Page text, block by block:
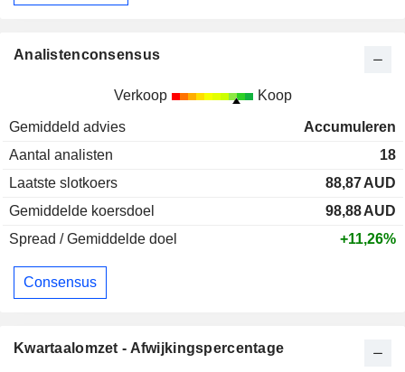
Analistenconsensus
Verkoop Koop
Gemiddeld advies
Accumuleren
Aantal analisten
18
Laatste slotkoers
88,87AUD
Gemiddelde koersdoel
98,88AUD
Spread / Gemiddelde doel
+11,26%
Consensus
Kwartaalomzet - Afwijkingspercentage